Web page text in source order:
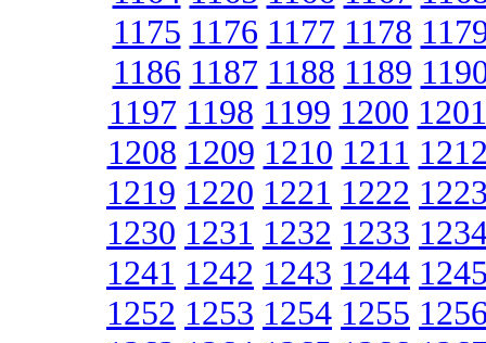
1175 1176 1177 1178
1186 1187 1188 1189
1197 1198 1199 1200 1201
1208 1209 1210 1211
1219 1220 1221 1222
1230 1231 1232 1233
1241 1242 1243 1244
1252 1253 1254 1255